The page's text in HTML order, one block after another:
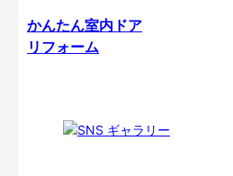
かんたん室内ドア
リフォーム